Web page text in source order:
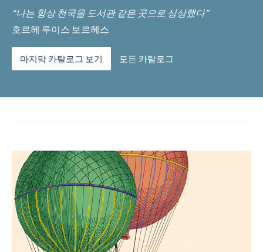
“나는 항상 천국을 도서관 같은 곳으로 상상했다”
호르헤 루이스 보르헤스
마지막 카탈로그 보기 모든 카탈로그